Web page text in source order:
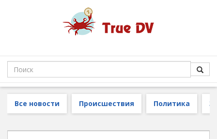
Все новости Происшествия Политика